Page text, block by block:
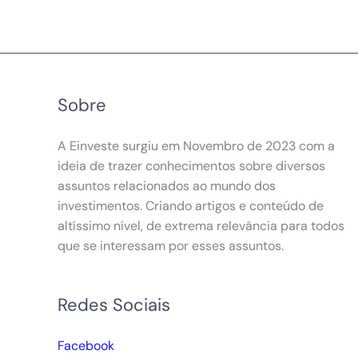
Sobre
A Einveste surgiu em Novembro de 2023 com a
ideia de trazer conhecimentos sobre diversos
assuntos relacionados ao mundo dos
investimentos. Criando artigos e conteúdo de
altíssimo nível, de extrema relevância para todos
que se interessam por esses assuntos.
Redes Sociais
Facebook